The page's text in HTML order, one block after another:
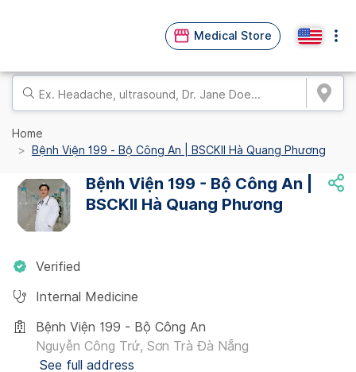
Medical Store
Home
Bệnh Viện 199 - Bộ Công An | BSCKII Hà Quang Phương
Bệnh Viện 199 - Bộ Công An |
BSCKII Hà Quang Phương
Verified
Internal Medicine
Bệnh Viện 199 - Bộ Công An
Nguyễn Công Trứ, Sơn Trà Đà Nẵng
See full address